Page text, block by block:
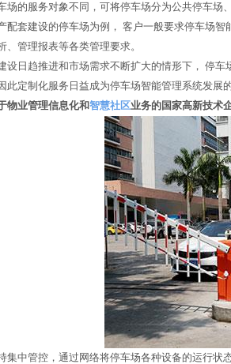
的服务对象不同，可将停车场分为公共停车场
配套建设的停车场为例， 客户一般要求停车场
、管理报表等各类管理要求。
日趋推进和市场需求不断扩大的情形下， 停车
此定制化服务日益成为停车场智能管理系统发展
物业管理信息化和智慧社区业务的国家高新技术
集中管控，通过网络将停车场各种设备的运行状